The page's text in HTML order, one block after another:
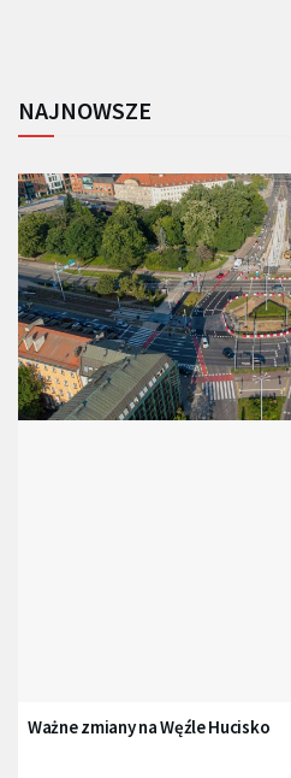
NAJNOWSZE
Ważne zmiany na Węźle Hucisko